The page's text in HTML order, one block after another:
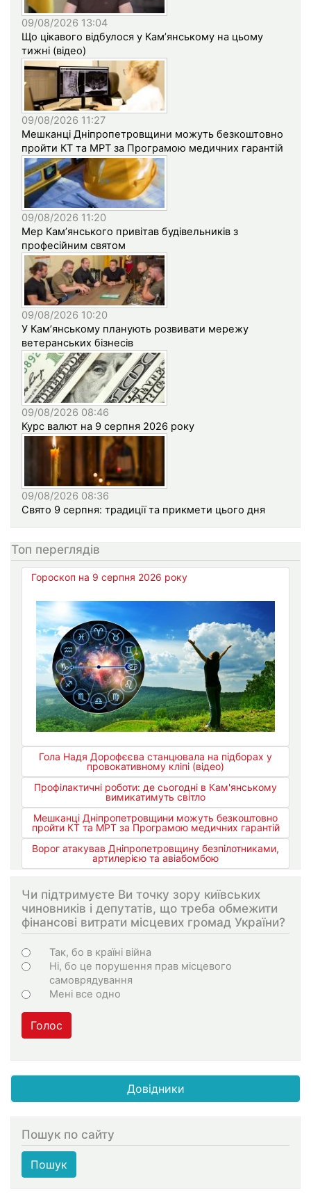
09/08/2026 13:04
Що цікавого відбулося у Кам’янському на цьому
тижні (відео)
09/08/2026 11:27
Мешканці Дніпропетровщини можуть безкоштовно
пройти КТ та МРТ за Програмою медичних гарантій
09/08/2026 11:20
Мер Кам’янського привітав будівельників з
професійним святом
09/08/2026 10:20
У Кам’янському планують розвивати мережу
ветеранських бізнесів
09/08/2026 08:46
Курс валют на 9 серпня 2026 року
09/08/2026 08:36
Свято 9 серпня: традиції та прикмети цього дня
Топ переглядів
Гороскоп на 9 серпня 2026 року
Гола Надя Дорофєєва станцювала на підборах у
провокативному кліпі (відео)
Профілактичні роботи: де сьогодні в Кам'янському
вимикатимуть світло
Мешканці Дніпропетровщини можуть безкоштовно
пройти КТ та МРТ за Програмою медичних гарантій
Ворог атакував Дніпропетровщину безпілотниками,
артилерією та авіабомбою
Чи підтримуєте Ви точку зору київських
чиновників і депутатів, що треба обмежити
фінансові витрати місцевих громад України?
Варіанти
Так, бо в країні війна
Ні, бо це порушення прав місцевого
самоврядування
Мені все одно
Голос
Довідники
Пошук по сайту
Пошук